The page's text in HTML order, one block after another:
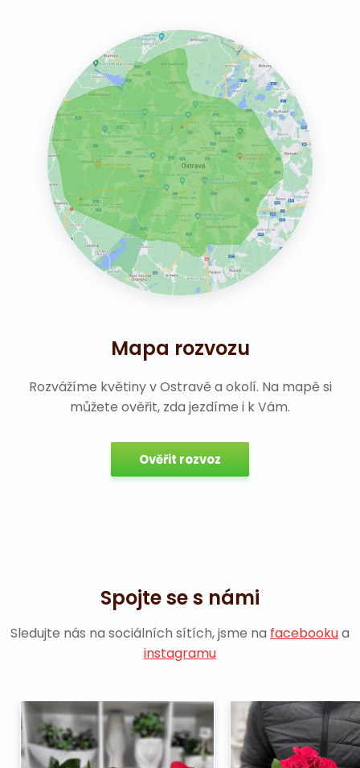
Mapa rozvozu
Rozvážíme květiny v Ostravě a okolí. Na mapě si
můžete ověřit, zda jezdíme i k Vám.
Ověřit rozvoz
Spojte se s námi
Sledujte nás na sociálních sítích, jsme na facebookua
instagramu